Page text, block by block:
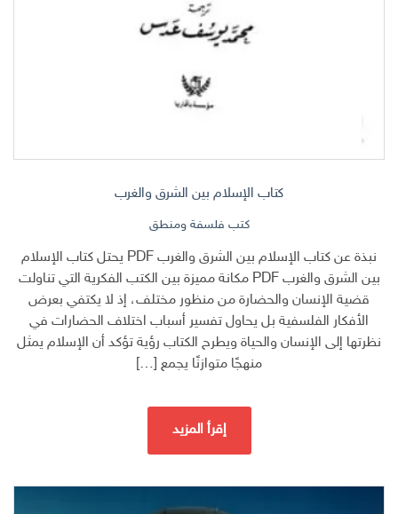
كتاب الإسلام بين الشرق والغرب
كتب فلسفة ومنطق
نبذة عن كتاب الإسلام بين الشرق والغرب PDF يحتل كتاب الإسلام
بين الشرق والغرب PDF مكانة مميزة بين الكتب الفكرية التي تناولت
قضية الإنسان والحضارة من منظور مختلف، إذ لا يكتفي بعرض
الأفكار الفلسفية بل يحاول تفسير أسباب اختلاف الحضارات في
نظرتها إلى الإنسان والحياة ويطرح الكتاب رؤية تؤكد أن الإسلام يمثل
منهجًا متوازنًا يجمع […]
إقرأ المزيد